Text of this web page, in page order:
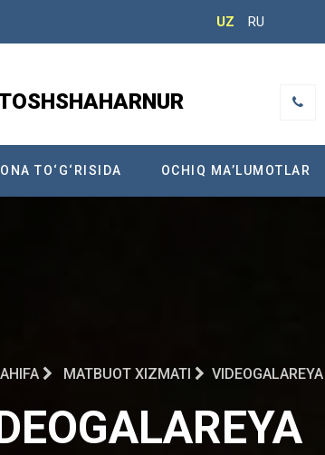
UZ RU
TO‘G‘RISIDA OCHIQ MA’LUMOTLAR
МATBUOT XIZMATI VIDEOGALAREYA